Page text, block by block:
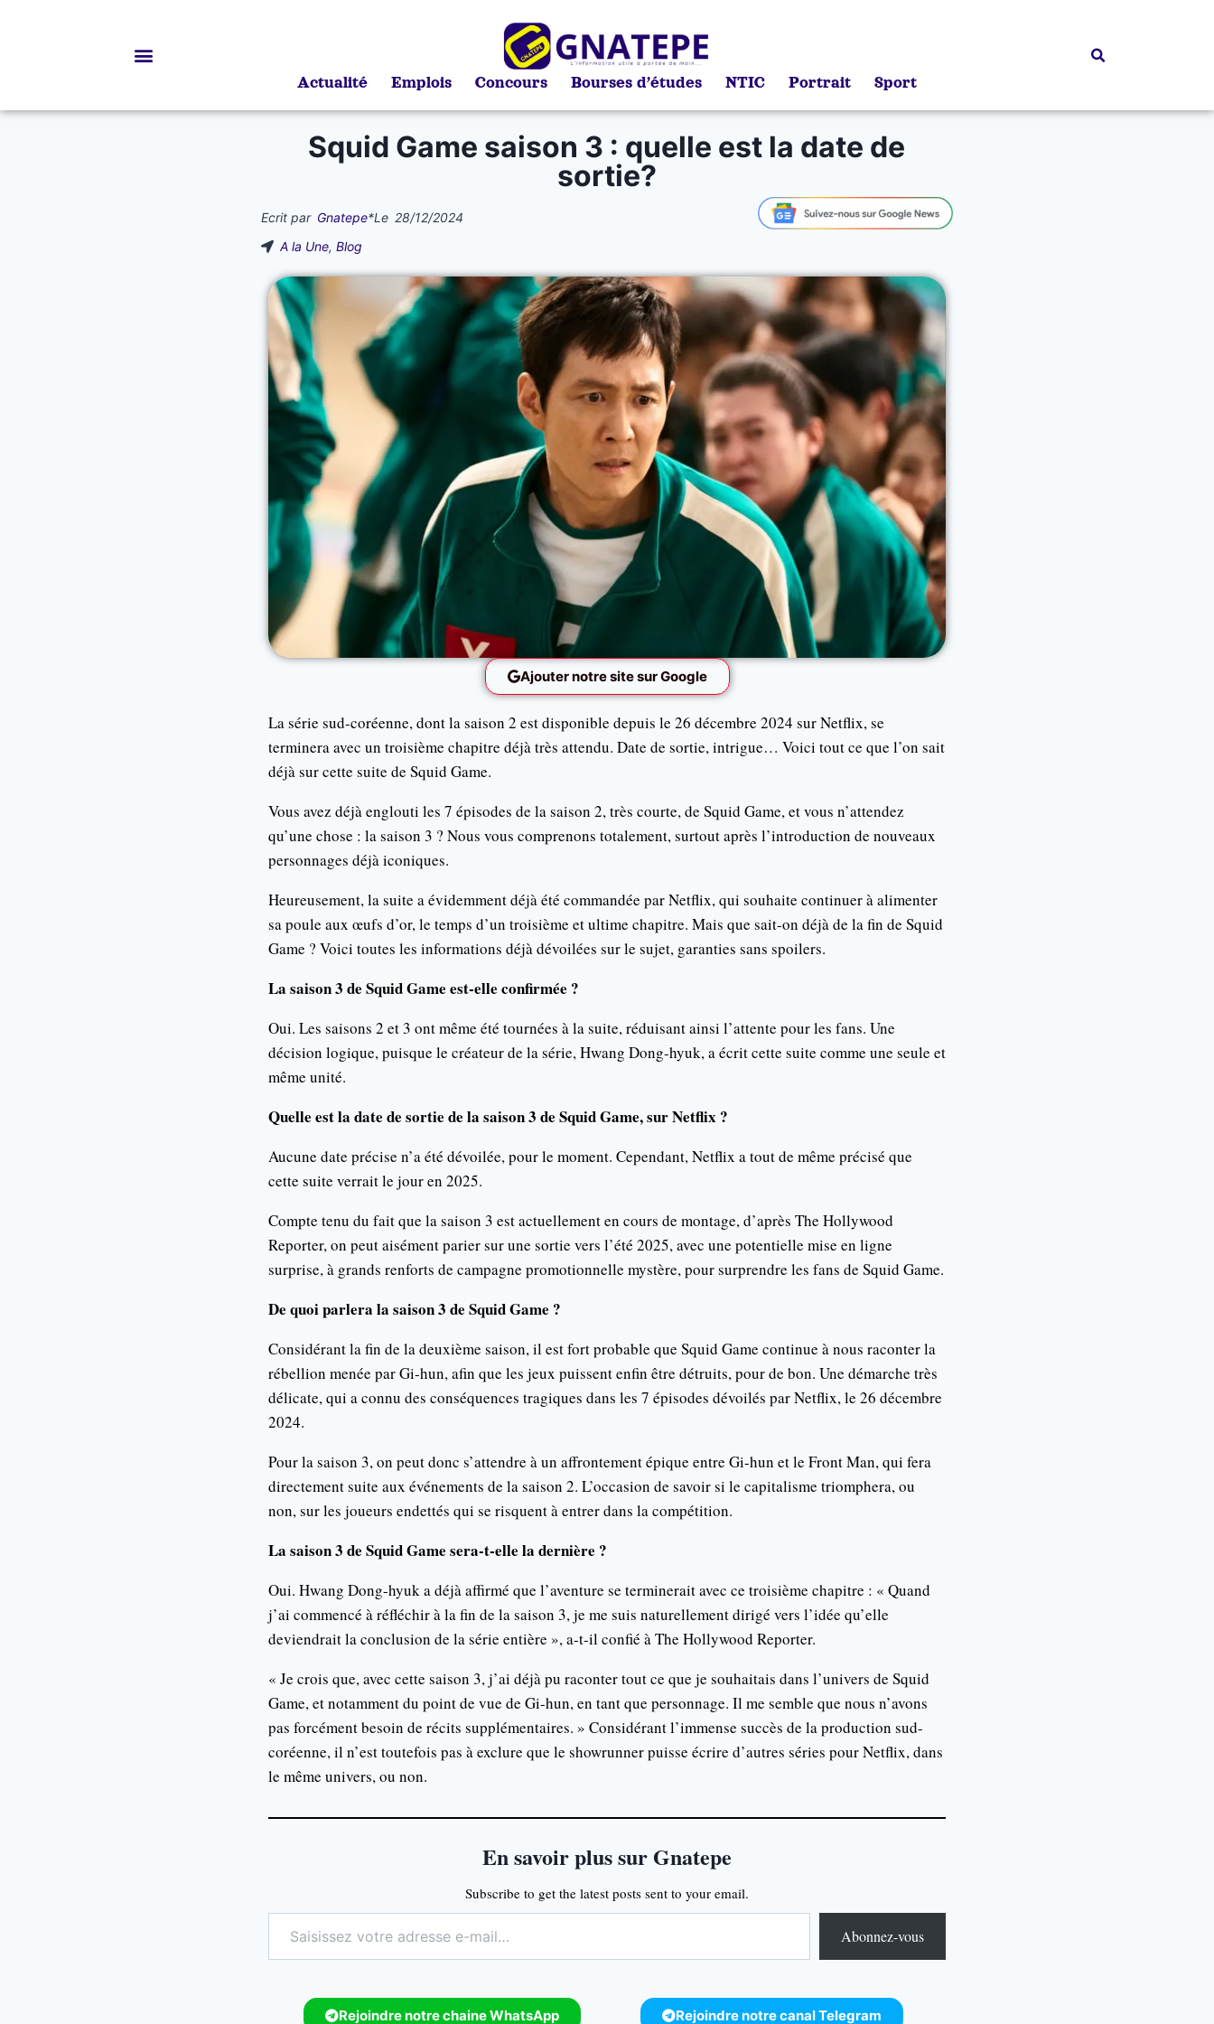
Actualité Emplois Concours Bourses d’études NTIC Portrait Sport
Squid Game saison 3 : quelle est la date de
sortie?
Ecrit par Gnatepe*Le 28/12/2024
A la Une, Blog
Ajouter notre site sur Google
La série sud-coréenne, dont la saison 2 est disponible depuis le 26 décembre 2024 sur Netflix, se
terminera avec un troisième chapitre déjà très attendu. Date de sortie, intrigue… Voici tout ce que l’on sait
déjà sur cette suite de Squid Game.
Vous avez déjà englouti les 7 épisodes de la saison 2, très courte, de Squid Game, et vous n’attendez
qu’une chose : la saison 3 ? Nous vous comprenons totalement, surtout après l’introduction de nouveaux
personnages déjà iconiques.
Heureusement, la suite a évidemment déjà été commandée par Netflix, qui souhaite continuer à alimenter
sa poule aux œufs d’or, le temps d’un troisième et ultime chapitre. Mais que sait-on déjà de la fin de Squid
Game ? Voici toutes les informations déjà dévoilées sur le sujet, garanties sans spoilers.
La saison 3 de Squid Game est-elle confirmée ?
Oui. Les saisons 2 et 3 ont même été tournées à la suite, réduisant ainsi l’attente pour les fans. Une
décision logique, puisque le créateur de la série, Hwang Dong-hyuk, a écrit cette suite comme une seule et
même unité.
Quelle est la date de sortie de la saison 3 de Squid Game, sur Netflix ?
Aucune date précise n’a été dévoilée, pour le moment. Cependant, Netflix a tout de même précisé que
cette suite verrait le jour en 2025.
Compte tenu du fait que la saison 3 est actuellement en cours de montage, d’après The Hollywood
Reporter, on peut aisément parier sur une sortie vers l’été 2025, avec une potentielle mise en ligne
surprise, à grands renforts de campagne promotionnelle mystère, pour surprendre les fans de Squid Game.
De quoi parlera la saison 3 de Squid Game ?
Considérant la fin de la deuxième saison, il est fort probable que Squid Game continue à nous raconter la
rébellion menée par Gi-hun, afin que les jeux puissent enfin être détruits, pour de bon. Une démarche très
délicate, qui a connu des conséquences tragiques dans les 7 épisodes dévoilés par Netflix, le 26 décembre
2024.
Pour la saison 3, on peut donc s’attendre à un affrontement épique entre Gi-hun et le Front Man, qui fera
directement suite aux événements de la saison 2. L’occasion de savoir si le capitalisme triomphera, ou
non, sur les joueurs endettés qui se risquent à entrer dans la compétition.
La saison 3 de Squid Game sera-t-elle la dernière ?
Oui. Hwang Dong-hyuk a déjà affirmé que l’aventure se terminerait avec ce troisième chapitre : « Quand
j’ai commencé à réfléchir à la fin de la saison 3, je me suis naturellement dirigé vers l’idée qu’elle
deviendrait la conclusion de la série entière », a-t-il confié à The Hollywood Reporter.
« Je crois que, avec cette saison 3, j’ai déjà pu raconter tout ce que je souhaitais dans l’univers de Squid
Game, et notamment du point de vue de Gi-hun, en tant que personnage. Il me semble que nous n’avons
pas forcément besoin de récits supplémentaires. » Considérant l’immense succès de la production sud-
coréenne, il n’est toutefois pas à exclure que le showrunner puisse écrire d’autres séries pour Netflix, dans
le même univers, ou non.
En savoir plus sur Gnatepe
Subscribe to get the latest posts sent to your email.
Abonnez-vous
Rejoindre notre chaine WhatsApp Rejoindre notre canal Telegram